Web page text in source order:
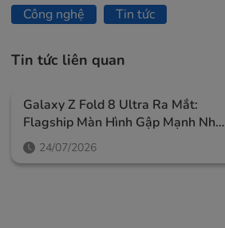
Công nghệ
Tin tức
Tin tức liên quan
Galaxy Z Fold 8 Ultra Ra Mắt:
Flagship Màn Hình Gập Mạnh Nhất
Của Samsung, Giá Từ 52,99 Triệu
Đồng
24/07/2026